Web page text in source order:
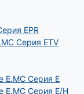
EPR
Серия ETV
E.MC Серия E
E.MC Серия E/H